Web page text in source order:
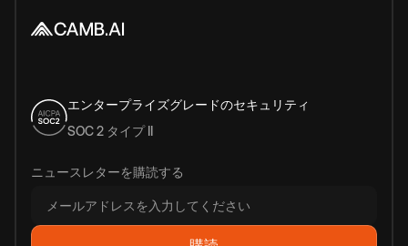
エンタープライズグレードのセキュリティ
SOC 2 タイプ II
ニュースレターを購読する